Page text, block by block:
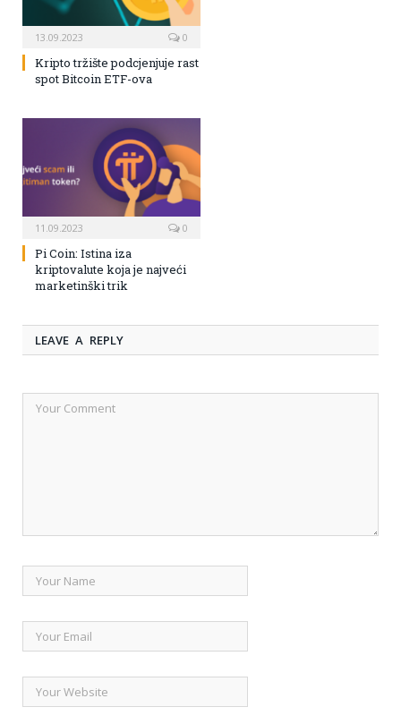
13.09.2023 0
Kripto tržište podcjenjuje rast
spot Bitcoin ETF-ova
11.09.2023 0
Pi Coin: Istina iza
kriptovalute koja je najveći
marketinški trik
LEAVE A REPLY